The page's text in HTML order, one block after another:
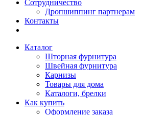
Сотрудничество
Дропшиппинг партнерам
Контакты
Каталог
Шторная фурнитура
Швейная фурнитура
Карнизы
Товары для дома
Каталоги, брелки
Как купить
Оформление заказа